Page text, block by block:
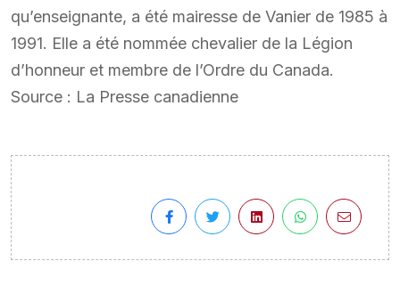
qu’enseignante, a été mairesse de Vanier de 1985 à
1991. Elle a été nommée chevalier de la Légion
d’honneur et membre de l’Ordre du Canada.
Source : La Presse canadienne